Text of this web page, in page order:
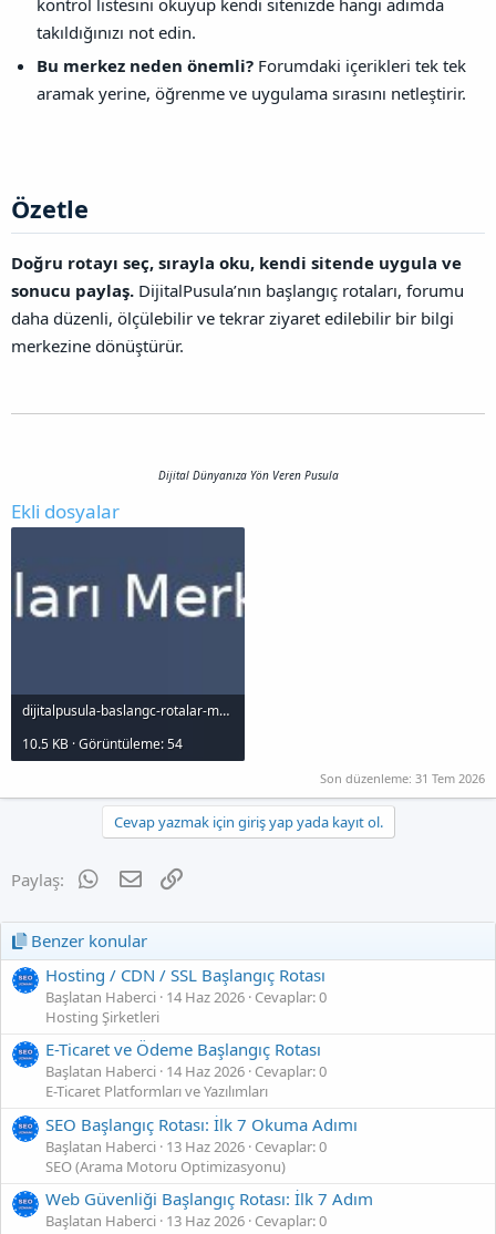
takıldığınızı not edin.
Bu merkez neden önemli? Forumdaki içerikleri tek tek
aramak yerine, öğrenme ve uygulama sırasını netleştirir.
Özetle​
Doğru rotayı seç, sırayla oku, kendi sitende uygula ve
sonucu paylaş. DijitalPusula’nın başlangıç rotaları, forumu
daha düzenli, ölçülebilir ve tekrar ziyaret edilebilir bir bilgi
merkezine dönüştürür.
Dijital Dünyanıza Yön Veren Pusula
Ekli dosyalar
dijitalpusula-baslangc-rotalar-merkezi_1000x120.jpg
10.5 KB · Görüntüleme: 54
Son düzenleme: 31 Tem 2026
Cevap yazmak için giriş yap yada kayıt ol.
Paylaş: WhatsApp
E-posta
Benzer konular
Hosting / CDN / SSL Başlangıç Rotası
Başlatan Haberci 14 Haz 2026 Cevaplar: 0
Hosting Şirketleri
E-Ticaret ve Ödeme Başlangıç Rotası
Başlatan Haberci 14 Haz 2026 Cevaplar: 0
E-Ticaret Platformları ve Yazılımları
SEO Başlangıç Rotası: İlk 7 Okuma Adımı
Başlatan Haberci 13 Haz 2026 Cevaplar: 0
SEO (Arama Motoru Optimizasyonu)
Web Güvenliği Başlangıç Rotası: İlk 7 Adım
Başlatan Haberci 13 Haz 2026 Cevaplar: 0